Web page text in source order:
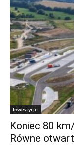
Inwestycje
Koniec 80
Równe